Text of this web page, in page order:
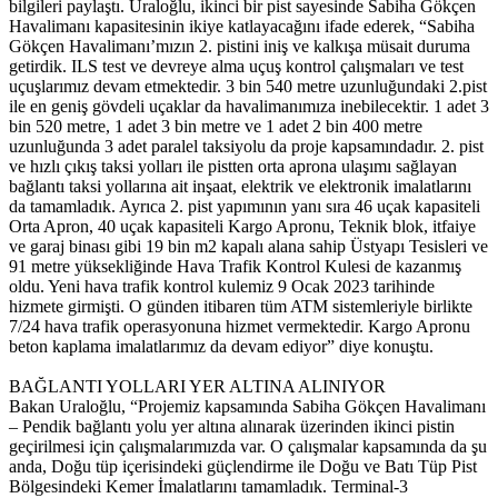
bilgileri paylaştı. Uraloğlu, ikinci bir pist sayesinde Sabiha Gökçen
Havalimanı kapasitesinin ikiye katlayacağını ifade ederek, “Sabiha
Gökçen Havalimanı’mızın 2. pistini iniş ve kalkışa müsait duruma
getirdik. ILS test ve devreye alma uçuş kontrol çalışmaları ve test
uçuşlarımız devam etmektedir. 3 bin 540 metre uzunluğundaki 2.pist
ile en geniş gövdeli uçaklar da havalimanımıza inebilecektir. 1 adet 3
bin 520 metre, 1 adet 3 bin metre ve 1 adet 2 bin 400 metre
uzunluğunda 3 adet paralel taksiyolu da proje kapsamındadır. 2. pist
ve hızlı çıkış taksi yolları ile pistten orta aprona ulaşımı sağlayan
bağlantı taksi yollarına ait inşaat, elektrik ve elektronik imalatlarını
da tamamladık. Ayrıca 2. pist yapımının yanı sıra 46 uçak kapasiteli
Orta Apron, 40 uçak kapasiteli Kargo Apronu, Teknik blok, itfaiye
ve garaj binası gibi 19 bin m2 kapalı alana sahip Üstyapı Tesisleri ve
91 metre yüksekliğinde Hava Trafik Kontrol Kulesi de kazanmış
oldu. Yeni hava trafik kontrol kulemiz 9 Ocak 2023 tarihinde
hizmete girmişti. O günden itibaren tüm ATM sistemleriyle birlikte
7/24 hava trafik operasyonuna hizmet vermektedir. Kargo Apronu
beton kaplama imalatlarımız da devam ediyor” diye konuştu.
BAĞLANTI YOLLARI YER ALTINA ALINIYOR
Bakan Uraloğlu, “Projemiz kapsamında Sabiha Gökçen Havalimanı
– Pendik bağlantı yolu yer altına alınarak üzerinden ikinci pistin
geçirilmesi için çalışmalarımızda var. O çalışmalar kapsamında da şu
anda, Doğu tüp içerisindeki güçlendirme ile Doğu ve Batı Tüp Pist
Bölgesindeki Kemer İmalatlarını tamamladık. Terminal-3